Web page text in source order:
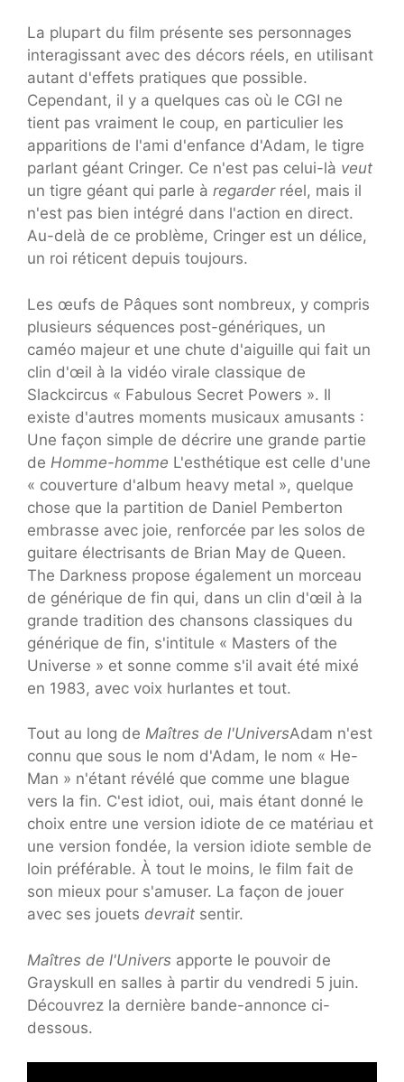
La plupart du film présente ses personnages
interagissant avec des décors réels, en utilisant
autant d'effets pratiques que possible.
Cependant, il y a quelques cas où le CGI ne
tient pas vraiment le coup, en particulier les
apparitions de l'ami d'enfance d'Adam, le tigre
parlant géant Cringer. Ce n'est pas celui-là veut
un tigre géant qui parle à regarderréel, mais il
n'est pas bien intégré dans l'action en direct.
Au-delà de ce problème, Cringer est un délice,
un roi réticent depuis toujours.
Les œufs de Pâques sont nombreux, y compris
plusieurs séquences post-génériques, un
caméo majeur et une chute d'aiguille qui fait un
clin d'œil à la vidéo virale classique de
Slackcircus « Fabulous Secret Powers ». Il
existe d'autres moments musicaux amusants :
Une façon simple de décrire une grande partie
de Homme-homme L'esthétique est celle d'une
« couverture d'album heavy metal », quelque
chose que la partition de Daniel Pemberton
embrasse avec joie, renforcée par les solos de
guitare électrisants de Brian May de Queen.
The Darkness propose également un morceau
de générique de fin qui, dans un clin d'œil à la
grande tradition des chansons classiques du
générique de fin, s'intitule « Masters of the
Universe » et sonne comme s'il avait été mixé
en 1983, avec voix hurlantes et tout.
Tout au long de Maîtres de l'UniversAdam n'est
connu que sous le nom d'Adam, le nom « He-
Man » n'étant révélé que comme une blague
vers la fin. C'est idiot, oui, mais étant donné le
choix entre une version idiote de ce matériau et
une version fondée, la version idiote semble de
loin préférable. À tout le moins, le film fait de
son mieux pour s'amuser. La façon de jouer
avec ses jouets devrait sentir.
Maîtres de l'Univers apporte le pouvoir de
Grayskull en salles à partir du vendredi 5 juin.
Découvrez la dernière bande-annonce ci-
dessous.